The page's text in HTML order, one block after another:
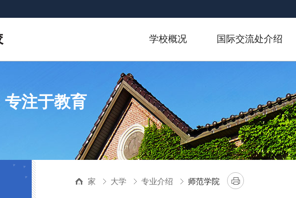
学校概况 国际交流处介绍
注于教育
家 大学 专业介绍 师范学院